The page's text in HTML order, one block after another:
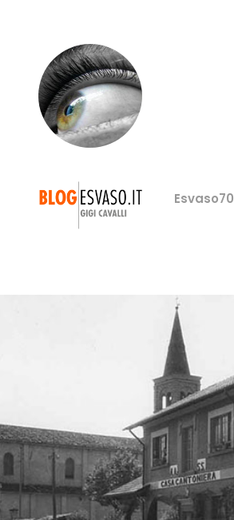
Esvaso70